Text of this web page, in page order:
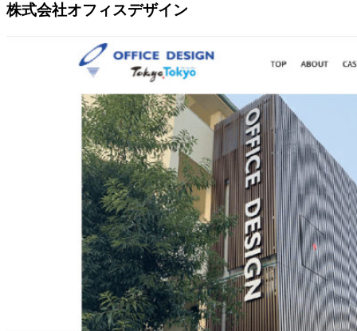
株式会社オフィスデザイン